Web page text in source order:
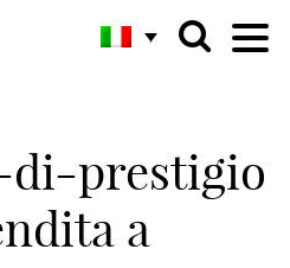
prestigio
a